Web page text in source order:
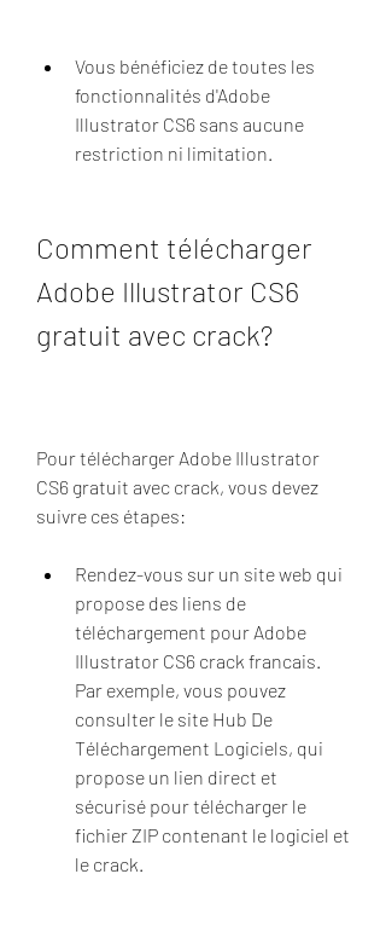
Vous bénéficiez de toutes les
fonctionnalités d'Adobe
Illustrator CS6 sans aucune
restriction ni limitation.
Comment télécharger
Adobe Illustrator CS6
gratuit avec crack?
Pour télécharger Adobe Illustrator
CS6 gratuit avec crack, vous devez
suivre ces étapes:
Rendez-vous sur un site web qui
propose des liens de
téléchargement pour Adobe
Illustrator CS6 crack francais.
Par exemple, vous pouvez
consulter le site Hub De
Téléchargement Logiciels, qui
propose un lien direct et
sécurisé pour télécharger le
fichier ZIP contenant le logiciel et
le crack.